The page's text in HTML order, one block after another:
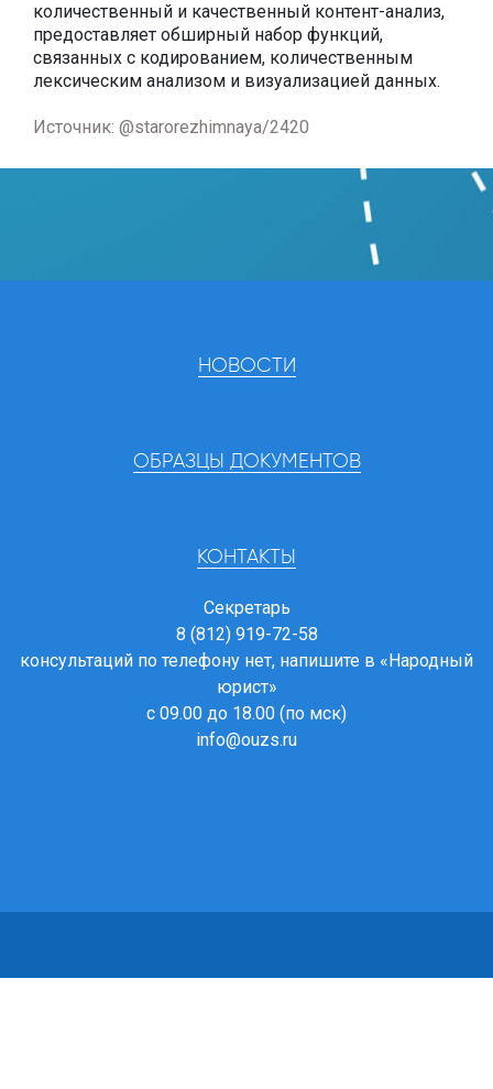
количественный и качественный контент-анализ,
предоставляет обширный набор функций,
связанных с кодированием, количественным
лексическим анализом и визуализацией данных.
Источник: @starorezhimnaya/2420
НОВОСТИ
ОБРАЗЦЫ ДОКУМЕНТОВ
КОНТАКТЫ
Секретарь
8 (812) 919-72-58
консультаций по телефону нет, напишите в «Народный
юрист»
с 09.00 до 18.00 (по мск)
info@ouzs.ru